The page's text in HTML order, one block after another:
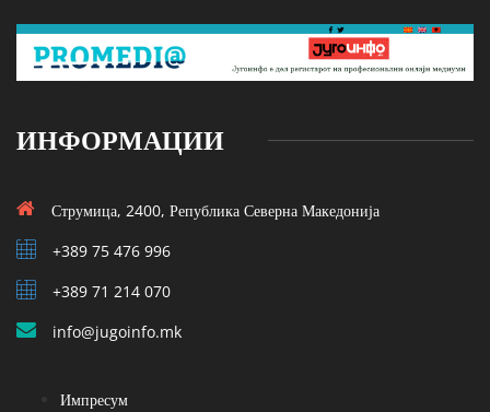
ИНФОРМАЦИИ
Струмица, 2400, Република Северна Македонија
+389 75 476 996
+389 71 214 070
info@jugoinfo.mk
Импресум